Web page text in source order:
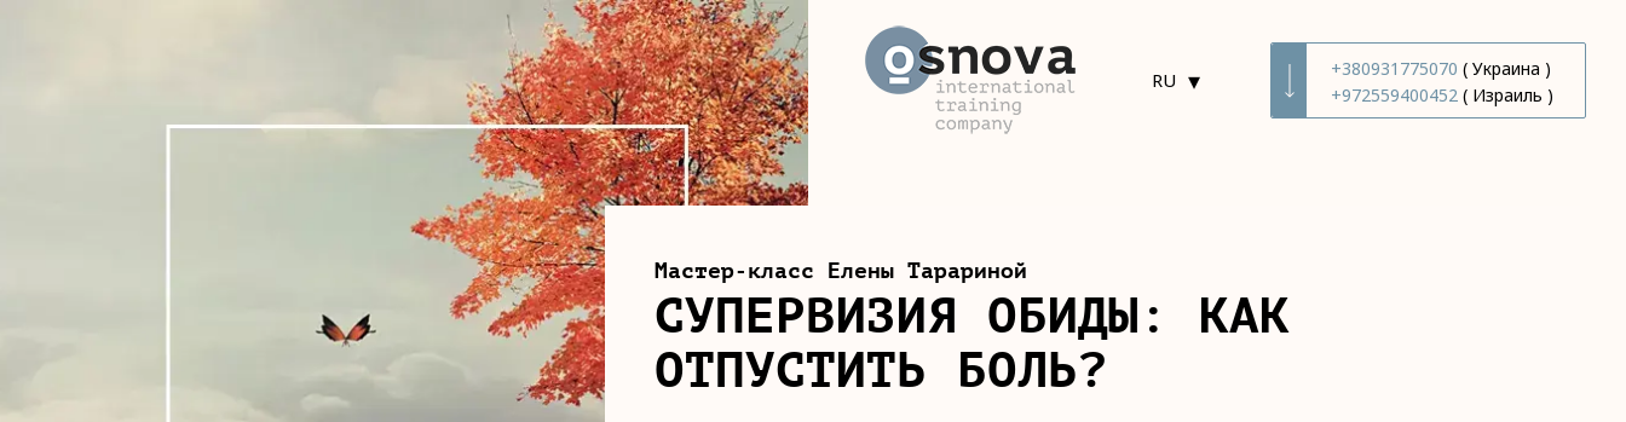
RU ▾ +380931775070 ( Украина )
+972559400452 ( Израиль )
Мастер-класс Елены Тарариной
СУПЕРВИЗИЯ ОБИДЫ: КАК
ОТПУСТИТЬ БОЛЬ?